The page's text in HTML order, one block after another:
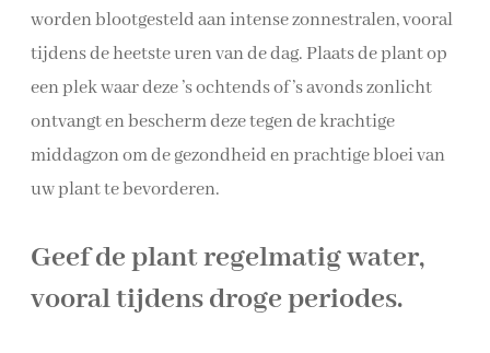
worden blootgesteld aan intense zonnestralen, vooral
tijdens de heetste uren van de dag. Plaats de plant op
een plek waar deze ’s ochtends of ’s avonds zonlicht
ontvangt en bescherm deze tegen de krachtige
middagzon om de gezondheid en prachtige bloei van
uw plant te bevorderen.
Geef de plant regelmatig water,
vooral tijdens droge periodes.